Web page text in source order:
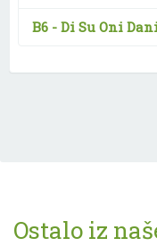
B6 - Di Su Oni
Ostalo iz